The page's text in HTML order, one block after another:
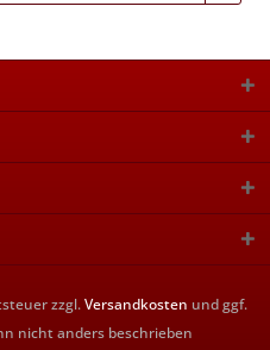
zzgl.Versandkosten und ggf.
nicht anders beschrieben